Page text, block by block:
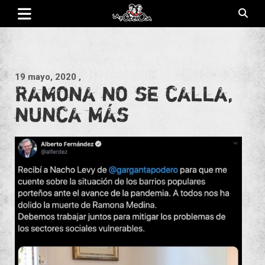
Saltar
contenido
La Poderosa
19 mayo, 2020 ,
Ramona no se calla,
nunca más